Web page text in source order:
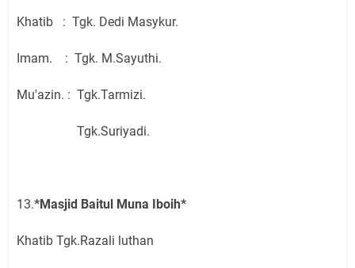
Khatib : Tgk. Dedi Masykur.
Imam. : Tgk. M.Sayuthi.
Mu'azin. : Tgk.Tarmizi.
Tgk.Suriyadi.
13.*Masjid Baitul Muna Iboih*
Khatib Tgk.Razali luthan